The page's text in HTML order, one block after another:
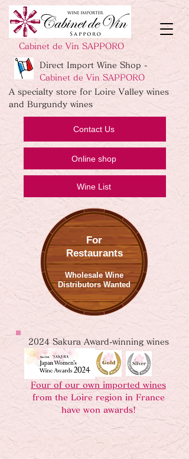
2024 Sakura Award-winning wines
Four of our own imported wines
from the Loire region in France
have won awards!
Direct Import Wine Shop -
Cabinet de Vin SAPPORO
A specialty store for Loire Valley wines
and Burgundy wines
Cabinet de Vin SAPPORO
Contact Us
For
Restaurants
Wholesale Wine
Distributors Wanted
Online shop
Wine List